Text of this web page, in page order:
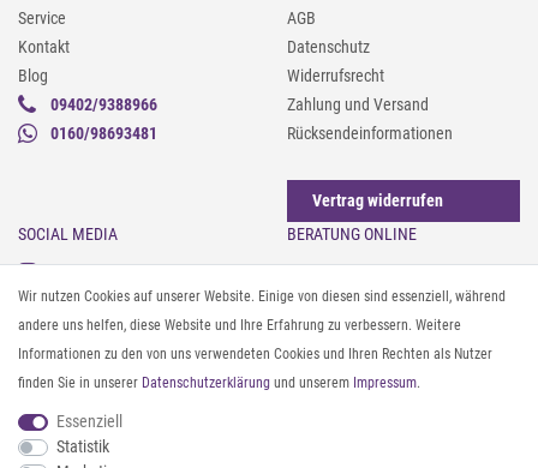
Service
Kontakt
Blog
09402/9388966
0160/98693481
AGB
Datenschutz
Widerrufsrecht
Zahlung und Versand
Rücksendeinformationen
Vertrag widerrufen
SOCIAL MEDIA
Instagram
Facebook
Pinterest
Twitter
Youtube
Threads
BERATUNG ONLINE
Gürtel messen & kürzen
Sonnenbrillen & UV-Schutz
Textilpflege
Textil- und Material-Guide
Geldbörse richtig organisieren
Wir nutzen Cookies auf unserer Website. Einige von diesen sind essenziell, während
andere uns helfen, diese Website und Ihre Erfahrung zu verbessern. Weitere
Informationen zu den von uns verwendeten Cookies und Ihren Rechten als Nutzer
finden Sie in unserer Daten­schutz­erklärung und unserem Impressum.
Essenziell
Statistik